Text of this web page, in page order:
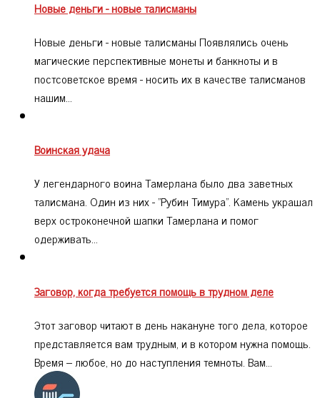
Новые деньги - новые талисманы
Новые деньги - новые талисманы Появлялись очень
магические перспективные монеты и банкноты и в
постсоветское время - носить их в качестве талисманов
нашим…
Воинская удача
У легендарного воина Тамерлана было два заветных
талисмана. Один из них - "Рубин Тимура". Камень украшал
верх остроконечной шапки Тамерлана и помог
одерживать…
Заговор, когда требуется помощь в трудном деле
Этот заговор читают в день накануне того дела, которое
представляется вам трудным, и в котором нужна помощь.
Время – любое, но до наступления темноты. Вам…